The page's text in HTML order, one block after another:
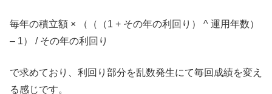
毎年の積立額 × （（（1 + その年の利回り） ^ 運用年数）
– 1） / その年の利回り
で求めており、利回り部分を乱数発生にて毎回成績を変え
る感じです。